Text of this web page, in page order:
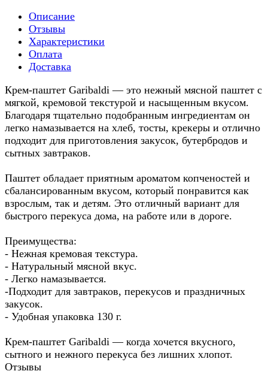
Описание
Отзывы
Характеристики
Оплата
Доставка
Крем-паштет Garibaldi — это нежный мясной паштет с
мягкой, кремовой текстурой и насыщенным вкусом.
Благодаря тщательно подобранным ингредиентам он
легко намазывается на хлеб, тосты, крекеры и отлично
подходит для приготовления закусок, бутербродов и
сытных завтраков.
Паштет обладает приятным ароматом копченостей и
сбалансированным вкусом, который понравится как
взрослым, так и детям. Это отличный вариант для
быстрого перекуса дома, на работе или в дороге.
Преимущества:
- Нежная кремовая текстура.
- Натуральный мясной вкус.
- Легко намазывается.
-Подходит для завтраков, перекусов и праздничных
закусок.
- Удобная упаковка 130 г.
Крем-паштет Garibaldi — когда хочется вкусного,
сытного и нежного перекуса без лишних хлопот.
Отзывы